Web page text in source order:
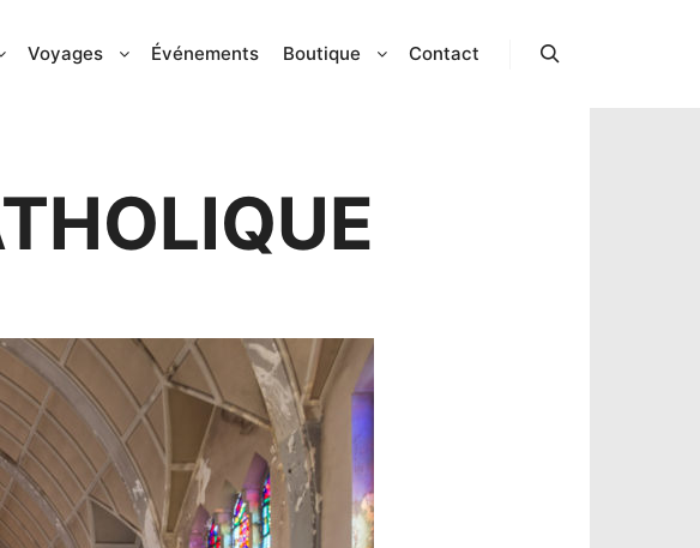
Voyages Événements Boutique Contact